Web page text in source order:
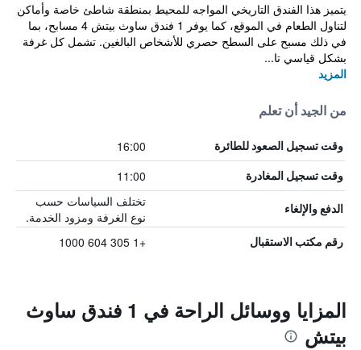
يتميز هذا الفندق التاريخي المواجه للمحيط بمنطقة شاطئ خاصة وأماكن
لتناول الطعام في الموقع، كما يوفر 1 فندق ساوث بيتش 4 مسابح، بما
في ذلك مسبح على السطح حصري للأشخاص البالغين. تشمل كل غرفة
بشكل قياسي تا...
المزيد
من الجيد أن تعلم
وقت تسجيل الصعود للطائرة 16:00
وقت تسجيل المغادرة 11:00
الدفع والإلغاء
تختلف السياسات حسب
نوع الغرفة ومزود الخدمة.
رقم مكتب الاستقبال +1 305 604 1000
المزايا ووسائل الراحة في 1 فندق ساوث
بيتش